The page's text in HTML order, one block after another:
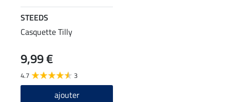
STEEDS
Casquette Tilly
9,99 €
4.7 3
ajouter